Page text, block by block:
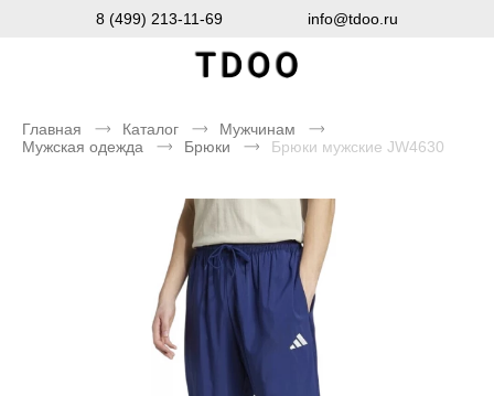
8 (499) 213-11-69 info@tdoo.ru
Главная Каталог
Мужчинам
Мужская одежда
Брюки Брюки мужские JW4630